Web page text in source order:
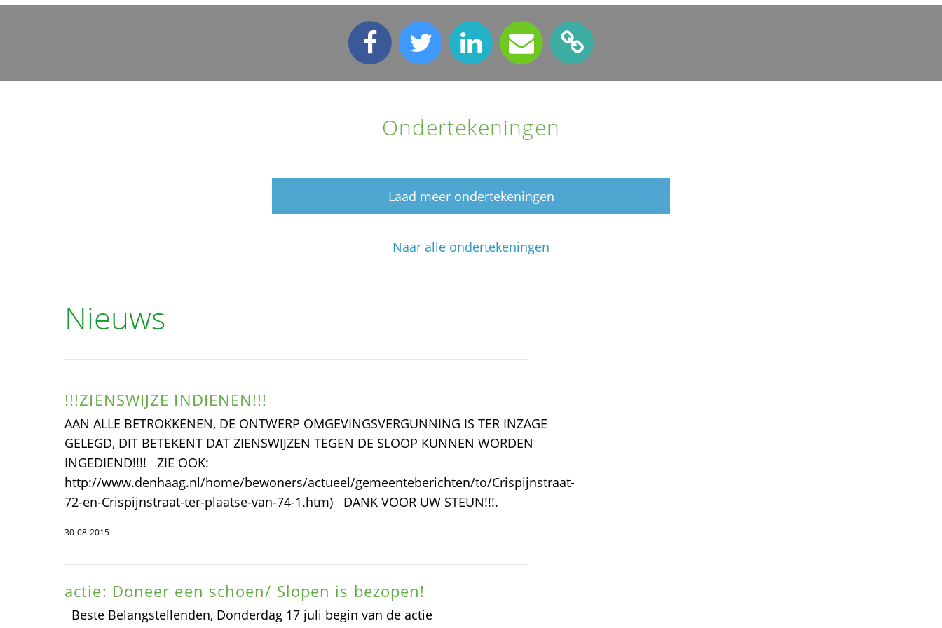
Ondertekeningen
Laad meer ondertekeningen
Naar alle ondertekeningen
Nieuws
!!!ZIENSWIJZE INDIENEN!!!
AAN ALLE BETROKKENEN, DE ONTWERP OMGEVINGSVERGUNNING IS TER INZAGE
GELEGD, DIT BETEKENT DAT ZIENSWIJZEN TEGEN DE SLOOP KUNNEN WORDEN
INGEDIEND!!!! ZIE OOK:
http://www.denhaag.nl/home/bewoners/actueel/gemeenteberichten/to/Crispijnstraat-
72-en-Crispijnstraat-ter-plaatse-van-74-1.htm) DANK VOOR UW STEUN!!!.
30-08-2015
actie: Doneer een schoen/ Slopen is bezopen!
Beste Belangstellenden, Donderdag 17 juli begin van de actie